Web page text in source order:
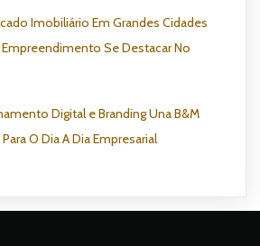
Imobiliário Em Grandes Cidades
Empreendimento Se Destacar No
Digital e Branding Una B&M
O Dia A Dia Empresarial